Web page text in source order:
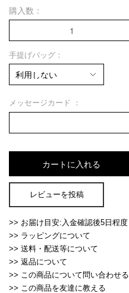
購入数：
手提げバッグ：
メッセージカード
レビューを投稿
>> お届け目安:入金確認後5日程度
>> ラッピングについて
>> 送料・配送等について
>> 返品について
>> この商品について問い合わせる
>> この商品を友達に教える